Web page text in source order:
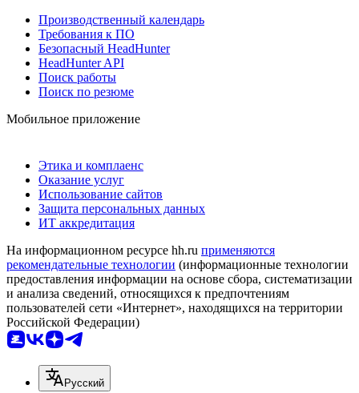
Производственный календарь
Требования к ПО
Безопасный HeadHunter
HeadHunter API
Поиск работы
Поиск по резюме
Мобильное приложение
Этика и комплаенс
Оказание услуг
Использование сайтов
Защита персональных данных
ИТ аккредитация
На информационном ресурсе hh.ru применяются
рекомендательные технологии (информационные технологии
предоставления информации на основе сбора, систематизации
и анализа сведений, относящихся к предпочтениям
пользователей сети «Интернет», находящихся на территории
Российской Федерации)
Русский